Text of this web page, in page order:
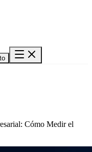
Cómo Medir el